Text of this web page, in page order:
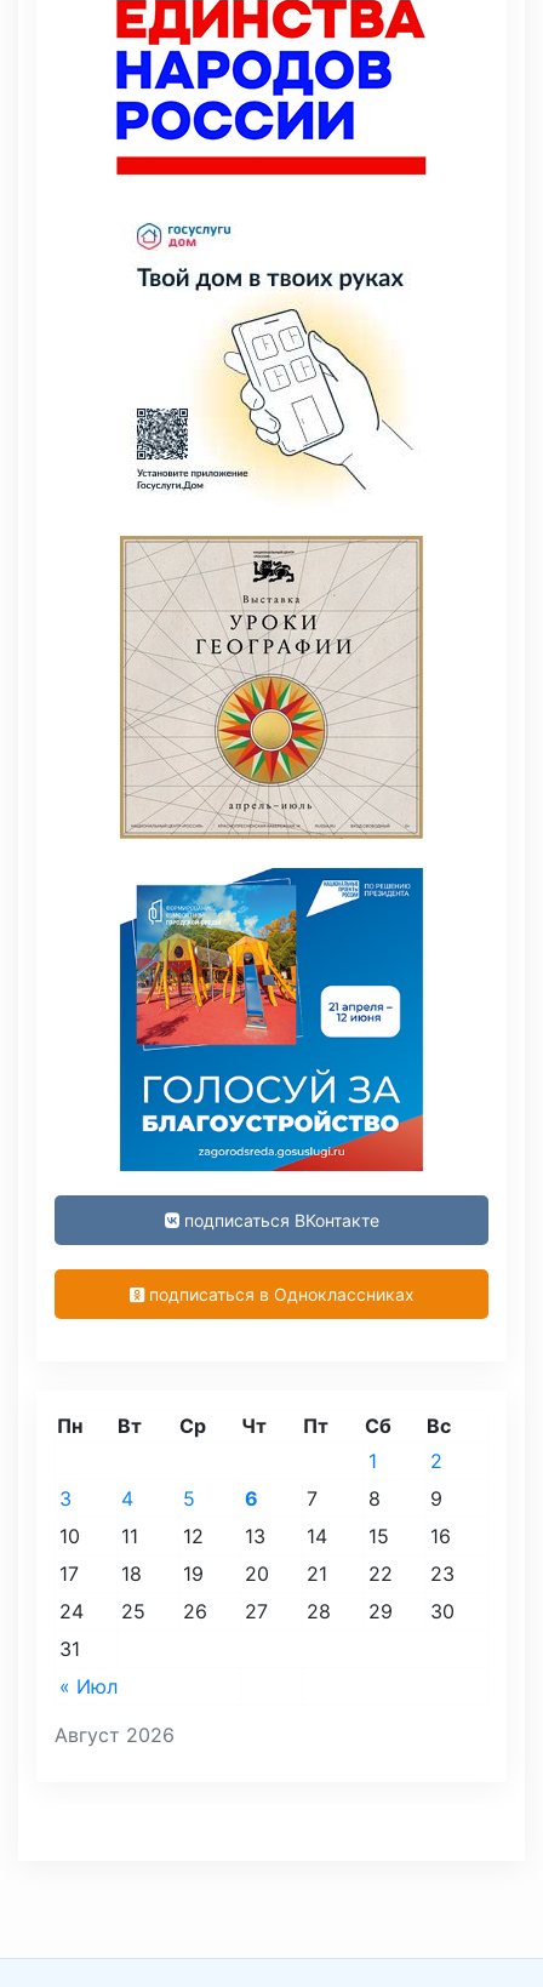
подписаться ВКонтакте
подписаться в Одноклассниках
Август 2026
Пн Вт Ср Чт Пт Сб Вс
« Июл
1
2
3
4 5 6 7 8
9
10
11 12 13 14 15
16
17
18 19 20 21 22
23
24
25 26 27 28 29
30
31